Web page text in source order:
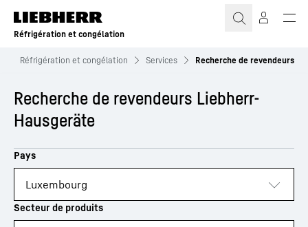
Réfrigération et congélation
Réfrigération et congélation Services Recherche de revendeurs
Recherche de revendeurs Liebherr-
Hausgeräte
Loading